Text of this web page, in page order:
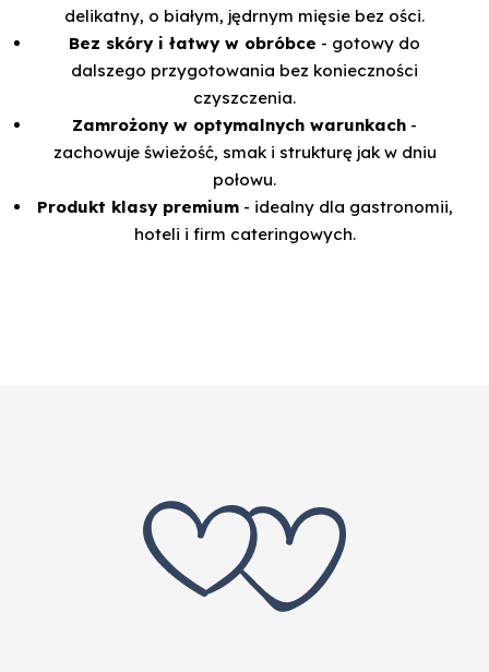
delikatny, o białym, jędrnym mięsie bez ości.
Bez skóry i łatwy w obróbce - gotowy do
dalszego przygotowania bez konieczności
czyszczenia.
Zamrożony w optymalnych warunkach -
zachowuje świeżość, smak i strukturę jak w dniu
połowu.
Produkt klasy premium- idealny dla gastronomii,
hoteli i firm cateringowych.